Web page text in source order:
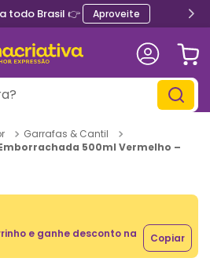
todo Brasil 👉 Aproveite
Garrafas & Cantil
500ml Vermelho –
e ganhe desconto na
Copiar